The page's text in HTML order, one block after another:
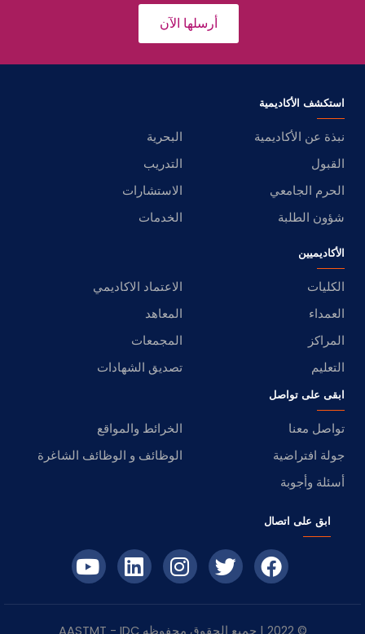
أرسلها الآن
استكشف الأكاديمية
نبذة عن الأكاديمية
البحرية
القبول
التدريب
الحرم الجامعي
الاستشارات
شؤون الطلبة
الخدمات
الأكاديميين
الكليات
الاعتماد الاكاديمي
العمداء
المعاهد
المراكز
المجمعات
التعليم
تصديق الشهادات
ابقى على تواصل
تواصل معنا
الخرائط والمواقع
جولة افتراضية
الوظائف و الوظائف الشاغرة
أسئلة وأجوبة
ابق على اتصال
© 2022 | جميع الحقوق محفوظه IDC
- AASTMT